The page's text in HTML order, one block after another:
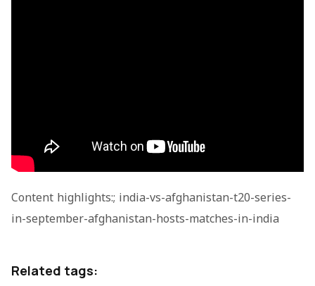
Content highlights:; india-vs-afghanistan-t20-series-
in-september-afghanistan-hosts-matches-in-india
Related tags: